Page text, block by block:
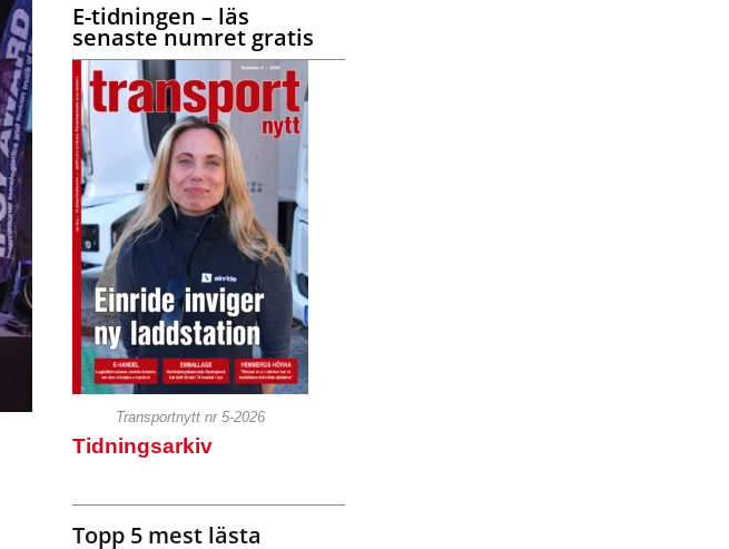
E-tidningen – läs
senaste numret gratis
Transportnytt nr 5-2026
Tidningsarkiv
Topp 5 mest lästa